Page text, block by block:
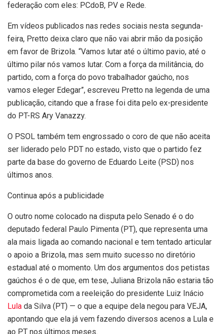
federação com eles: PCdoB, PV e Rede.
Em vídeos publicados nas redes sociais nesta segunda-
feira, Pretto deixa claro que não vai abrir mão da posição
em favor de Brizola. “Vamos lutar até o último pavio, até o
último pilar nós vamos lutar. Com a força da militância, do
partido, com a força do povo trabalhador gaúcho, nos
vamos eleger Edegar”, escreveu Pretto na legenda de uma
publicação, citando que a frase foi dita pelo ex-presidente
do PT-RS Ary Vanazzy.
O PSOL também tem engrossado o coro de que não aceita
ser liderado pelo PDT no estado, visto que o partido fez
parte da base do governo de Eduardo Leite (PSD) nos
últimos anos.
Continua após a publicidade
O outro nome colocado na disputa pelo Senado é o do
deputado federal Paulo Pimenta (PT), que representa uma
ala mais ligada ao comando nacional e tem tentado articular
o apoio a Brizola, mas sem muito sucesso no diretório
estadual até o momento. Um dos argumentos dos petistas
gaúchos é o de que, em tese, Juliana Brizola não estaria tão
comprometida com a reeleição do presidente Luiz Inácio
Lula da Silva (PT) — o que a equipe dela negou para VEJA,
apontando que ela já vem fazendo diversos acenos a Lula e
ao PT nos últimos meses.